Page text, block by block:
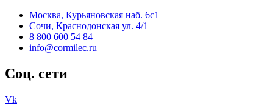
Москва, Курьяновская наб. 6с1
Сочи, Краснодонская ул. 4/1
8 800 600 54 84
info@cormilec.ru
Соц. сети
Vk